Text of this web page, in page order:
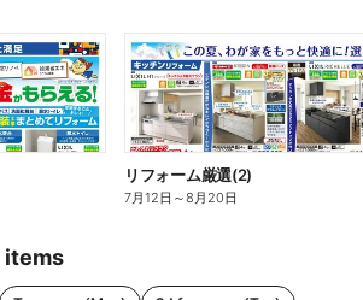
リフォーム厳選(2)
7月12日 ～8月20日
items